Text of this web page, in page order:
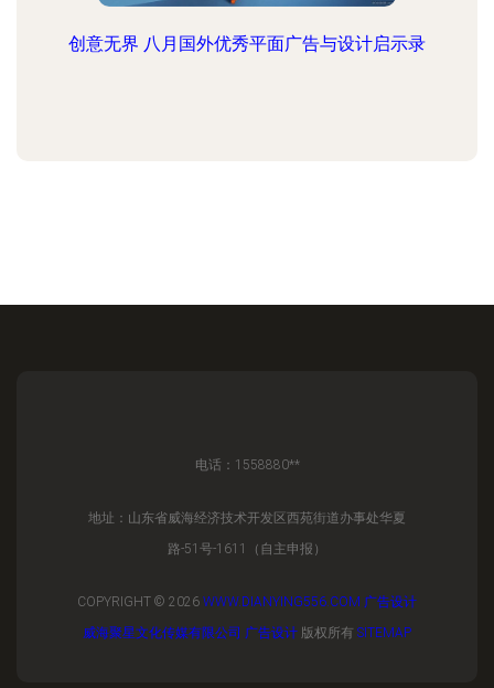
创意无界 八月国外优秀平面广告与设计启示录
电话：1558880**
地址：山东省威海经济技术开发区西苑街道办事处华夏
路-51号-1611（自主申报）
COPYRIGHT © 2026 WWW.DIANYING556.COM 广告设计
威海聚星文化传媒有限公司 广告设计 版权所有 SITEMAP